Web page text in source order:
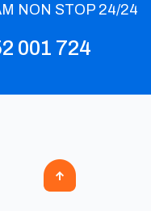
NON STOP 24/24
001 724